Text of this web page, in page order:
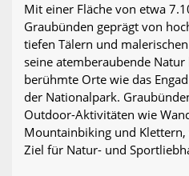
Mit einer Fläche von etwa
Graubünden geprägt von
tiefen Tälern und
seine atemberaubende
berühmte Orte wie das
der Nationalpark.
Outdoor-Aktivitäten wie
Mountainbiking und Klettern,
Ziel für Natur- und